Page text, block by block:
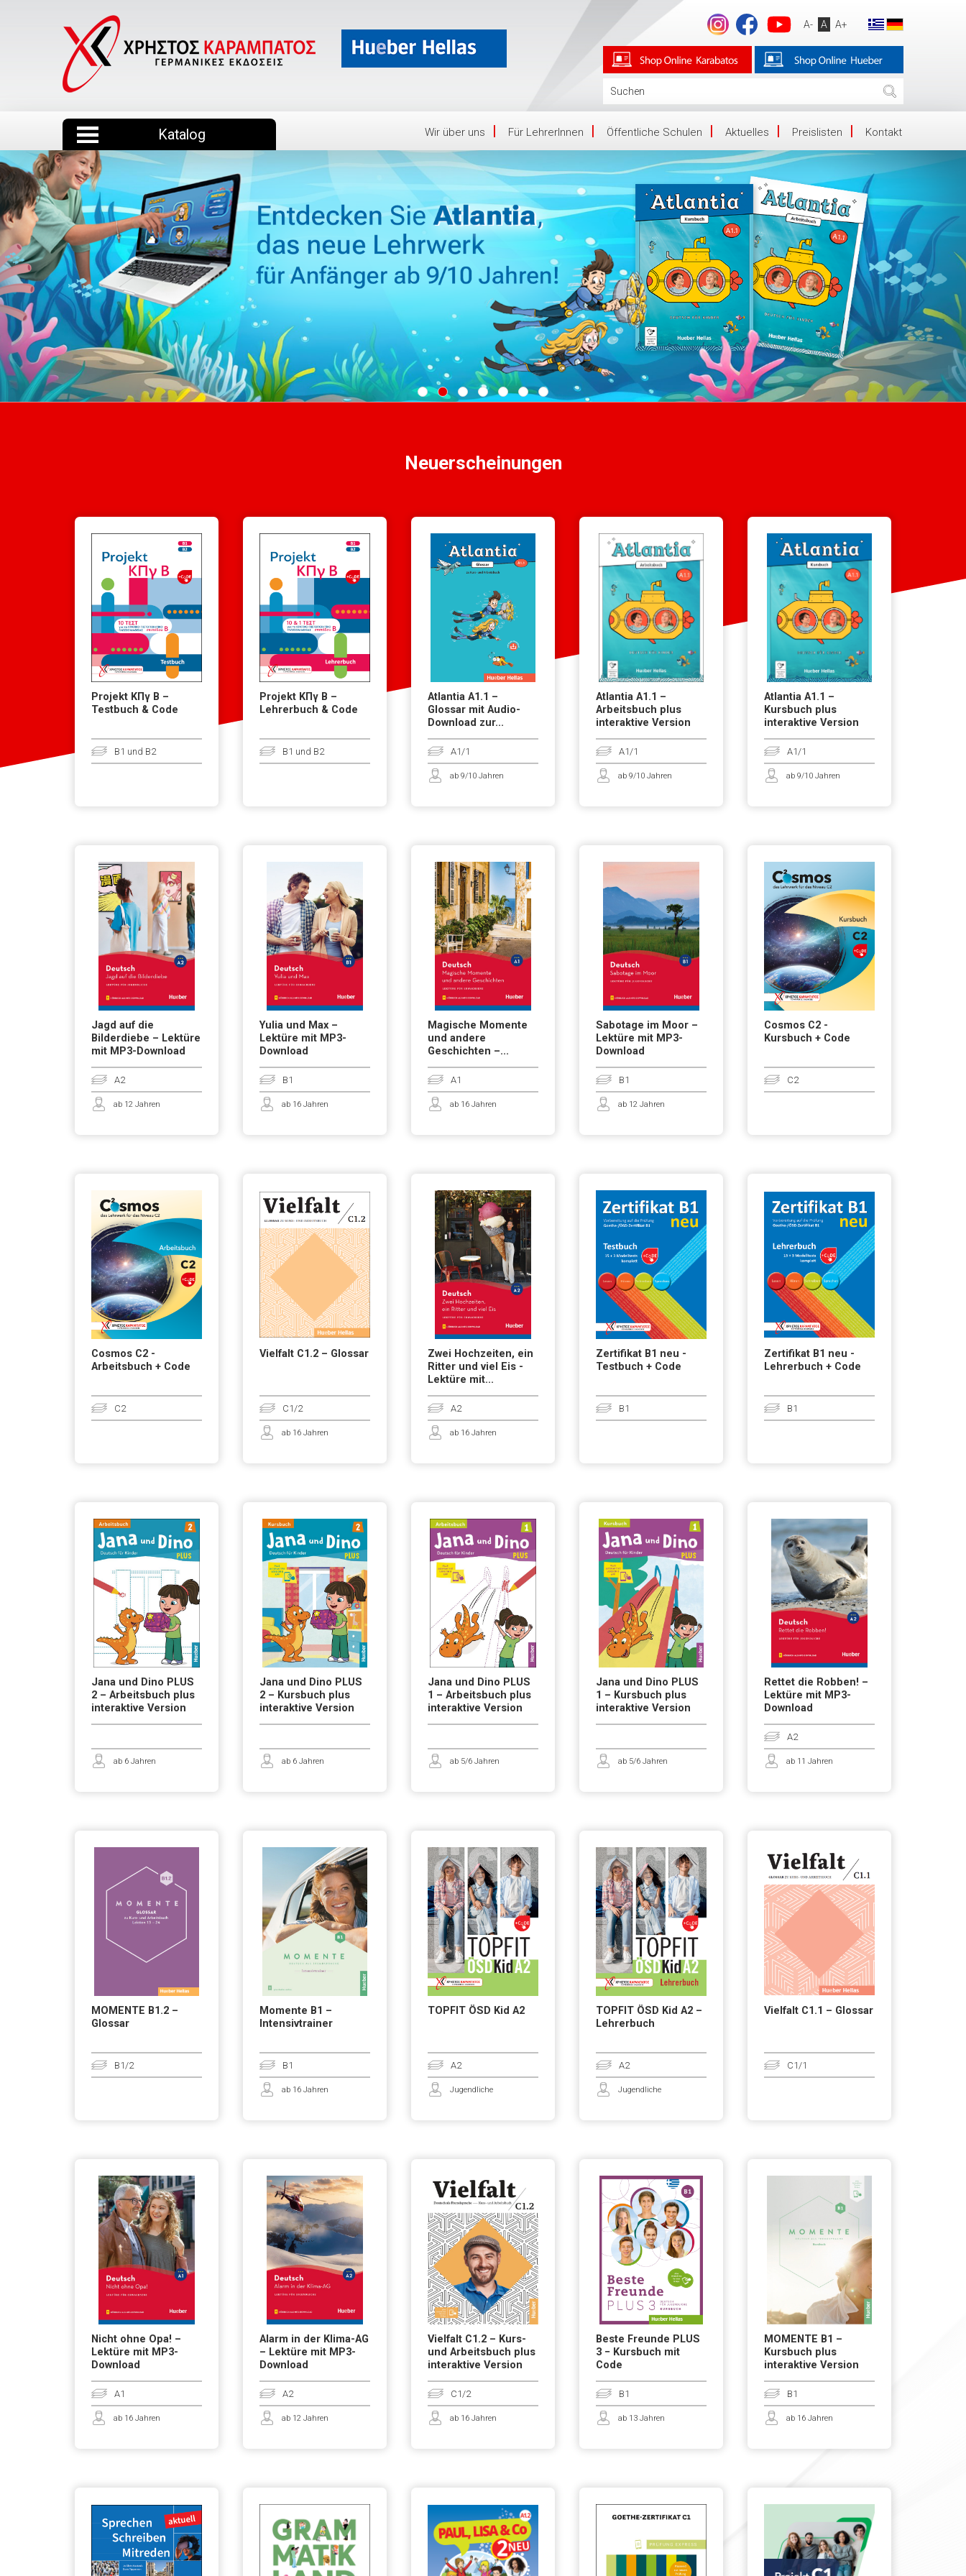
A- A A+
Katalog Wir über uns Für LehrerInnen Öffentliche Schulen Aktuelles Preislisten Kontakt
Neuerscheinungen
Projekt ΚΠγ Β –
Testbuch & Code
B1 und B2
Projekt ΚΠγ Β –
Lehrerbuch & Code
B1 und B2
Atlantia A1.1 –
Glossar mit Audio-
Download zur...
A1/1
ab 9/10 Jahren
Atlantia A1.1 –
Arbeitsbuch plus
interaktive Version
A1/1
ab 9/10 Jahren
Atlantia A1.1 –
Kursbuch plus
interaktive Version
A1/1
ab 9/10 Jahren
Jagd auf die
Bilderdiebe – Lektüre
mit MP3-Download
A2
ab 12 Jahren
Yulia und Max –
Lektüre mit MP3-
Download
B1
ab 16 Jahren
Magische Momente
und andere
Geschichten –...
A1
ab 16 Jahren
Sabotage im Moor –
Lektüre mit MP3-
Download
B1
ab 12 Jahren
Cosmos C2 -
Kursbuch + Code
C2
Cosmos C2 -
Arbeitsbuch + Code
C2
Vielfalt C1.2 – Glossar
C1/2
ab 16 Jahren
Zwei Hochzeiten, ein
Ritter und viel Eis -
Lektüre mit...
A2
ab 16 Jahren
Zertifikat B1 neu -
Testbuch + Code
B1
Zertifikat B1 neu -
Lehrerbuch + Code
B1
Jana und Dino PLUS
2 – Arbeitsbuch plus
interaktive Version
ab 6 Jahren
Jana und Dino PLUS
2 – Kursbuch plus
interaktive Version
ab 6 Jahren
Jana und Dino PLUS
1 – Arbeitsbuch plus
interaktive Version
ab 5/6 Jahren
Jana und Dino PLUS
1 – Kursbuch plus
interaktive Version
ab 5/6 Jahren
Rettet die Robben! –
Lektüre mit MP3-
Download
A2
ab 11 Jahren
MOMENTE B1.2 –
Glossar
B1/2
Momente B1 –
Intensivtrainer
B1
ab 16 Jahren
TOPFIT ÖSD Kid A2
A2
Jugendliche
TOPFIT ÖSD Kid A2 –
Lehrerbuch
A2
Jugendliche
Vielfalt C1.1 – Glossar
C1/1
Nicht ohne Opa! –
Lektüre mit MP3-
Download
A1
ab 16 Jahren
Alarm in der Klima-AG
– Lektüre mit MP3-
Download
A2
ab 12 Jahren
Vielfalt C1.2 – Kurs-
und Arbeitsbuch plus
interaktive Version
C1/2
ab 16 Jahren
Beste Freunde PLUS
3 − Kursbuch mit
Code
B1
ab 13 Jahren
MOMENTE B1 –
Kursbuch plus
interaktive Version
B1
ab 16 Jahren